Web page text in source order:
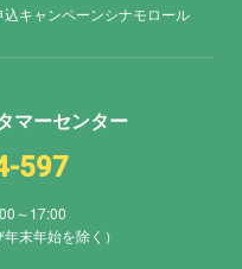
込キャンペーンシナモロール
マーセンター
597
～17:00
末年始を除く）